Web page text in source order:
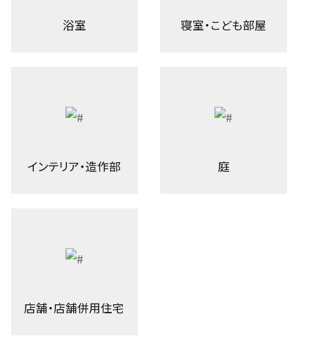
浴室 寝室・こども部屋
インテリア・造作部 庭
店舗・店舗併用住宅